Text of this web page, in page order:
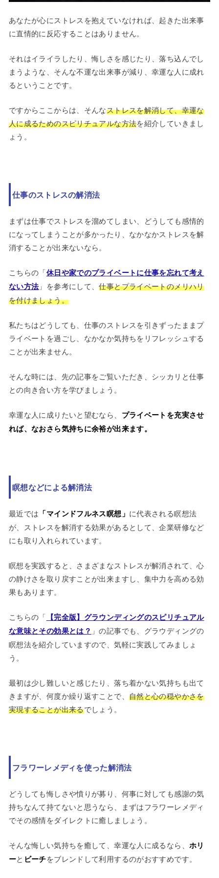
あなたが心にストレスを抱えていなければ、起きた出来事
に直情的に反応することはありません。
それはイライラしたり、悔しさを感じたり、落ち込んでし
まうような、そんな不運な出来事が減り、幸運な人に成れ
るということです。
ですからここからは、そんなストレスを解消して、幸運な
人に成るためのスピリチュアルな方法を紹介していきまし
ょう。
仕事のストレスの解消法
まずは仕事でストレスを溜めてしまい、どうしても感情的
になってしまうことが多かったり、なかなかストレスを解
消することが出来ないなら。
こちらの「休日や家でのプライベートに仕事を忘れて考え
ない方法」を参考にして、仕事とプライベートのメリハリ
を付けましょう。
私たちはどうしても、仕事のストレスを引きずったままプ
ライベートを過ごし、なかなか気持ちをリフレッシュする
ことが出来ません。
そんな時には、先の記事をご覧いただき、シッカリと仕事
との向き合い方を学びましょう。
幸運な人に成りたいと望むなら、 プライベートを充実させ
れば、なおさら気持ちに余裕が出来ます。
瞑想などによる解消法
最近では 「マインドフルネス瞑想」 に代表される瞑想法
が、ストレスを解消する効果があるとして、企業研修など
にも取り入れられています。
瞑想を実践すると、さまざまなストレスが解消されて、心
の静けさを取り戻すことが出来ますし、集中力を高める効
果もあります。
こちらの「 【完全版】グラウンディングのスピリチュアル
な意味とその効果とは？ 」の記事でも、グラウディングの
瞑想法を紹介していますので、気軽に実践してみましょ
う。
最初は少し難しいと感じたり、落ち着かない気持ちも出て
きますが、何度か繰り返すことで、 自然と心の穏やかさを
実現することが出来るでしょう。
フラワーレメディを使った解消法
どうしても悔しさや憤りが募り、何事に対しても感謝の気
持ちなんて持てないと思うなら、まずはフラワーレメディ
でその感情をダイレクトに癒しましょう。
そんな悔しい気持ちを癒して、幸運な人に成るなら、 ホリ
ーと ビーチをブレンドして利用するのがおすすめです。